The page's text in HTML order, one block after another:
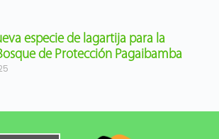
especie de lagartija para la
de Protección Pagaibamba